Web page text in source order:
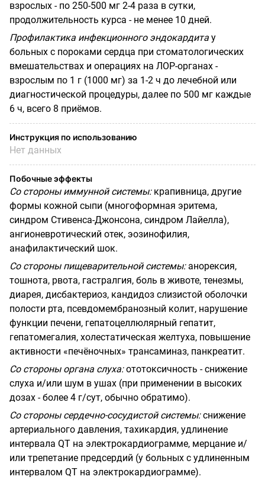
взрослых - по 250-500 мг 2-4 раза в сутки,
продолжительность курса - не менее 10 дней.
Профилактика инфекционного эндокардита у
больных с пороками сердца при стоматологических
вмешательствах и операциях на ЛОР-органах -
взрослым по 1 г (1000 мг) за 1-2 ч до лечебной или
диагностической процедуры, далее по 500 мг каждые
6 ч, всего 8 приёмов.
Инструкция по использованию
Нет данных
Побочные эффекты
Со стороны иммунной системы:крапивница, другие
формы кожной сыпи (многоформная эритема,
синдром Стивенса-Джонсона, синдром Лайелла),
ангионевротический отек, эозинофилия,
анафилактический шок.
Со стороны пищеварительной системы:анорексия,
тошнота, рвота, гастралгия, боль в животе, тенезмы,
диарея, дисбактериоз, кандидоз слизистой оболочки
полости рта, псевдомембранозный колит, нарушение
функции печени, гепатоцеллюлярный гепатит,
гепатомегалия, холестатическая желтуха, повышение
активности «печёночных» трансаминаз, панкреатит.
Со стороны органа слуха:ототоксичность - снижение
слуха и/или шум в ушах (при применении в высоких
дозах - более 4 г/сут, обычно обратимо).
Со стороны сердечно-сосудистой системы:снижение
артериального давления, тахикардия, удлинение
интервала QT на электрокардиограмме, мерцание и/
или трепетание предсердий (у больных с удлиненным
интервалом QT на электрокардиограмме).